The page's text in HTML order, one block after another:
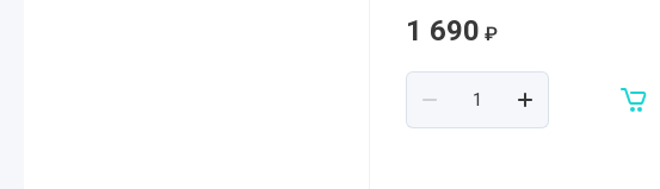
1 690 ₽